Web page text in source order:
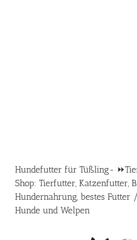
Hundefutter für Tüßling-
Shop: Tierfutter, Katzenfutter,
Hundernahrung, bestes
Hunde und Welpen